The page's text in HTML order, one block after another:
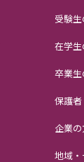
受験
在学
卒業
保護
企業
地域